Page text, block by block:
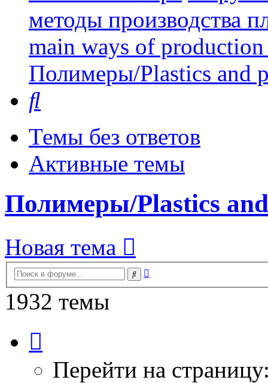
методы производства
main ways of
Полимеры/Plastics and
Темы без ответов
Активные темы
Полимеры/Plastics
Новая тема
Поиск
1932 темы
из
Перейти на